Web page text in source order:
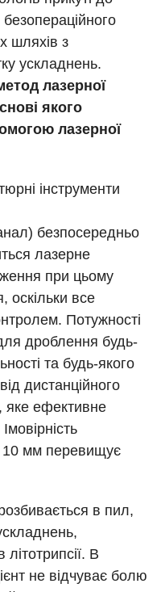
та неврології
шляхів з
ускладнень.
лазерної
якого
лазерної
інструменти
безпосередньо
лазерне
при цьому
оскільки все
Потужності
дроблення будь-
та будь-якого
дистанційного
яке ефективне
10 мм перевищує
в пил,
В
не відчуває болю